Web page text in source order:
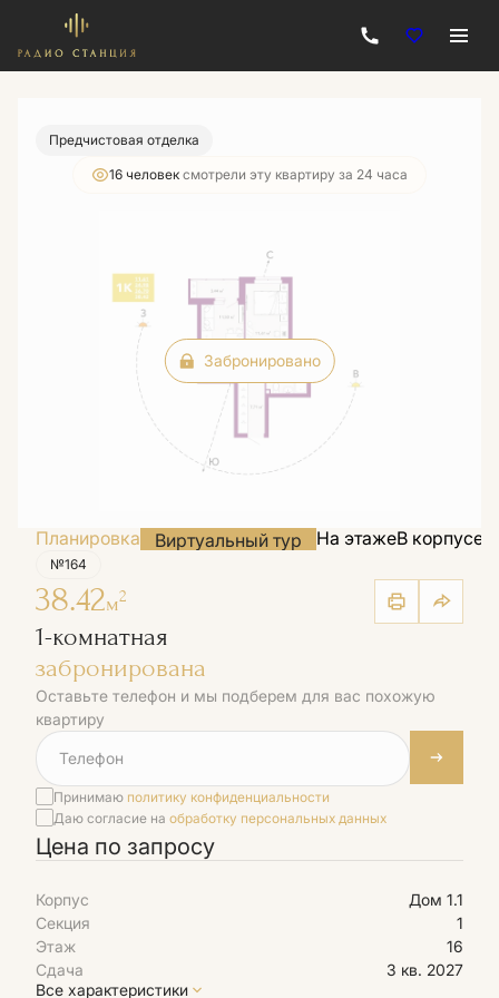
1-комнатная Цена по запросу
Предчистовая отделка
16 человек смотрели эту квартиру за 24 часа
Забронировано
Планировка Виртуальный тур На этажеВ корпусе
№164
38.42м2
1-комнатная
забронирована
Оставьте телефон и мы подберем для вас похожую
квартиру
Принимаю политику конфиденциальности
Даю согласие на обработку персональных данных
Цена по запросу
Корпус
Дом 1.1
Секция
1
Этаж
16
Сдача
3 кв. 2027
Все характеристики